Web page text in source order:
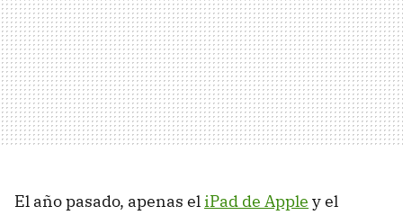
El año pasado, apenas eliPad de Apple y el